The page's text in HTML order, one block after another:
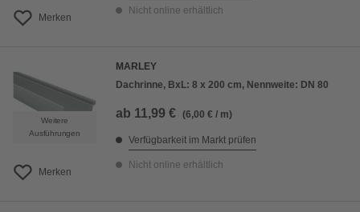
Merken
Nicht online erhältlich
Weitere
Ausführungen
Merken
MARLEY
Dachrinne, BxL: 8 x 200 cm, Nennweite: DN 80
ab 11,99 € (6,00 € / m)
Verfügbarkeit im Markt prüfen
Nicht online erhältlich